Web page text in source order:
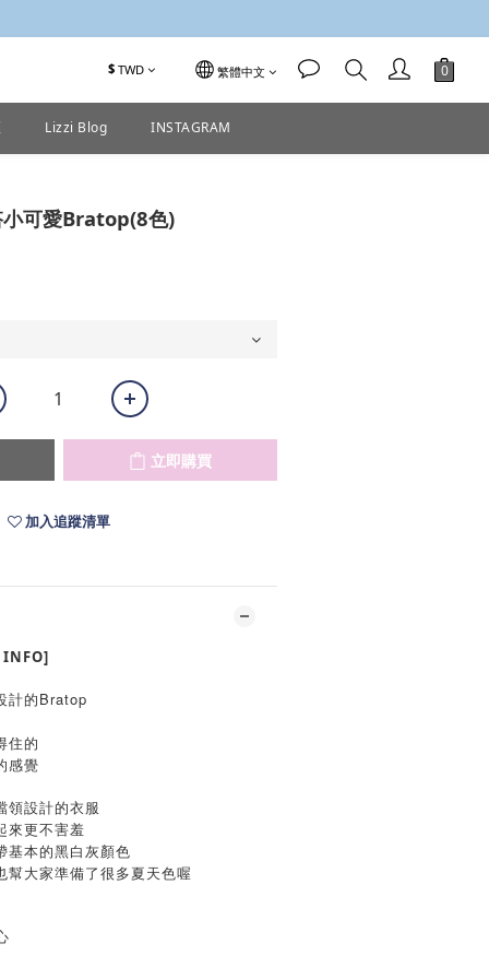
$ TWD 繁體中文
Lizzi Blog INSTAGRAM
小可愛Bratop(8色)
立即購買
加入追蹤清單
INFO]
計的Bratop
住的
感覺
領設計的衣服
來更不害羞
基本的黑白灰顏色
幫大家準備了很多夏天色喔